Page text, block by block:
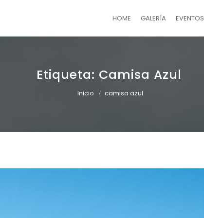
HOME GALERÍA EVENTOS
Etiqueta: Camisa Azul
Inicio camisa azul